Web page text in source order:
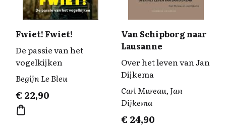
Fwiet! Fwiet!
De passie van het
vogelkijken
Begijn Le Bleu
€ 22,90
Van Schipborg naar
Lausanne
Over het leven van Jan
Dijkema
Carl Mureau, Jan
Dijkema
€ 24,90